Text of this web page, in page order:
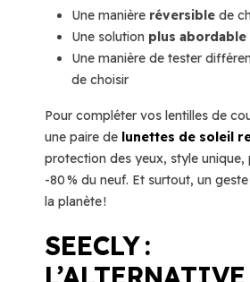
Une manière réversible de
Une solution plus abordable
Une manière de tester
de choisir
Pour compléter vos lentilles de
une paire de lunettes de soleil
protection des yeux, style unique,
-80 % du neuf. Et surtout, un
la planète !
SEECLY :